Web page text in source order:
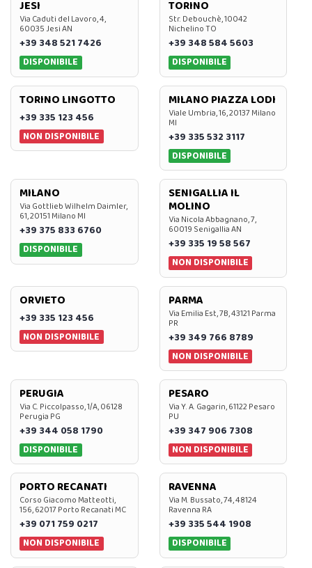
JESI
Via Caduti del Lavoro, 4,
60035 Jesi AN
+39 348 521 7426
DISPONIBILE
TORINO
Str. Debouchè, 10042
Nichelino TO
+39 348 584 5603
DISPONIBILE
TORINO LINGOTTO
+39 335 123 456
NON DISPONIBILE
MILANO PIAZZA LODI
Viale Umbria, 16, 20137 Milano
MI
+39 335 532 3117
DISPONIBILE
MILANO
Via Gottlieb Wilhelm Daimler,
61, 20151 Milano MI
+39 375 833 6760
DISPONIBILE
SENIGALLIA IL
MOLINO
Via Nicola Abbagnano, 7,
60019 Senigallia AN
+39 335 19 58 567
NON DISPONIBILE
ORVIETO
+39 335 123 456
NON DISPONIBILE
PARMA
Via Emilia Est, 7B, 43121 Parma
PR
+39 349 766 8789
NON DISPONIBILE
PERUGIA
Via C. Piccolpasso, 1/A, 06128
Perugia PG
+39 344 058 1790
DISPONIBILE
PESARO
Via Y. A. Gagarin, 61122 Pesaro
PU
+39 347 906 7308
NON DISPONIBILE
PORTO RECANATI
Corso Giacomo Matteotti,
156, 62017 Porto Recanati MC
+39 071 759 0217
NON DISPONIBILE
RAVENNA
Via M. Bussato, 74, 48124
Ravenna RA
+39 335 544 1908
DISPONIBILE